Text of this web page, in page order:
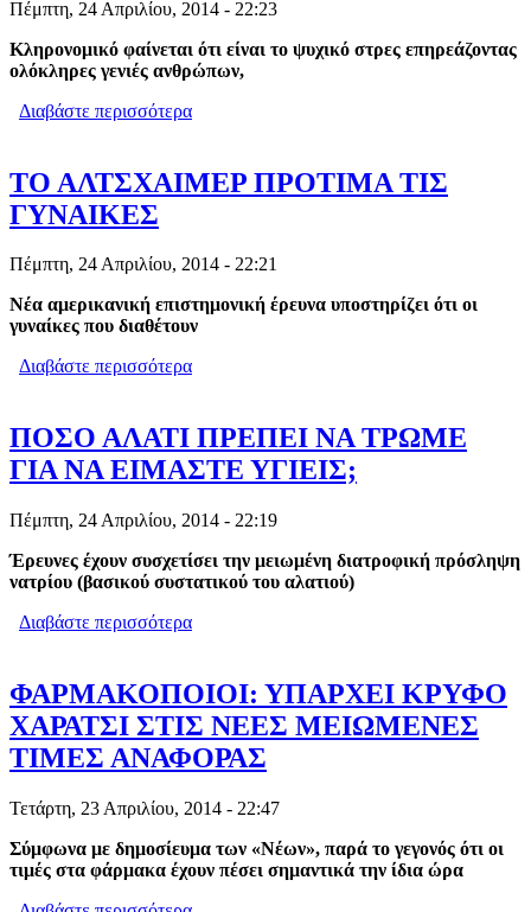
Πέμπτη, 24 Απριλίου, 2014 - 22:23
Κληρονομικό φαίνεται ότι είναι το ψυχικό στρες επηρεάζοντας
ολόκληρες γενιές ανθρώπων,
Διαβάστε περισσότερα
ΤΟ ΑΛΤΣΧΑΙΜΕΡ ΠΡΟΤΙΜΑ ΤΙΣ
ΓΥΝΑΙΚΕΣ
Πέμπτη, 24 Απριλίου, 2014 - 22:21
Νέα αμερικανική επιστημονική έρευνα υποστηρίζει ότι οι
γυναίκες που διαθέτουν
Διαβάστε περισσότερα
ΠΟΣΟ ΑΛΑΤΙ ΠΡΕΠΕΙ ΝΑ ΤΡΩΜΕ
ΓΙΑ ΝΑ ΕΙΜΑΣΤΕ ΥΓΙΕΙΣ;
Πέμπτη, 24 Απριλίου, 2014 - 22:19
Έρευνες έχουν συσχετίσει την μειωμένη διατροφική πρόσληψη
νατρίου (βασικού συστατικού του αλατιού)
Διαβάστε περισσότερα
ΦΑΡΜΑΚΟΠΟΙΟΙ: ΥΠΑΡΧΕΙ ΚΡΥΦΟ
ΧΑΡΑΤΣΙ ΣΤΙΣ ΝΕΕΣ ΜΕΙΩΜΕΝΕΣ
ΤΙΜΕΣ ΑΝΑΦΟΡΑΣ
Τετάρτη, 23 Απριλίου, 2014 - 22:47
Σύμφωνα με δημοσίευμα των «Νέων», παρά το γεγονός ότι οι
τιμές στα φάρμακα έχουν πέσει σημαντικά την ίδια ώρα